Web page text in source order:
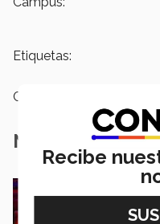
Etiquetas:
Categoría:
Notas
Música y
Fantasma de
Mariajulia
Recibe